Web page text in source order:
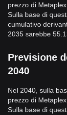
prezzo di
Sulla base di
cumulativo
2035 sarebbe
Previsione
2040
Nel 2040, sulla
prezzo di
Sulla base di